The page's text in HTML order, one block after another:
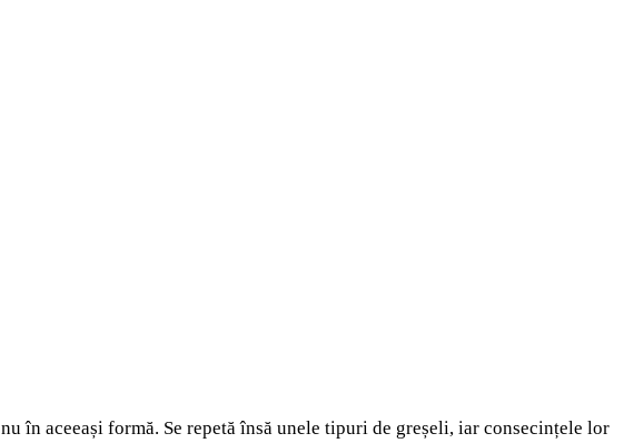
în aceeași formă. Se repetă însă unele tipuri de greșeli, iar consecințele lor